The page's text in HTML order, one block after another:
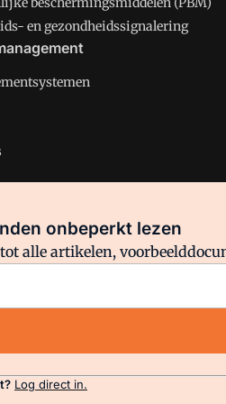
en gezondheidssignalering
van VMN media. Lees in
onbeperkt lezen
alle artikelen,
Log direct in.